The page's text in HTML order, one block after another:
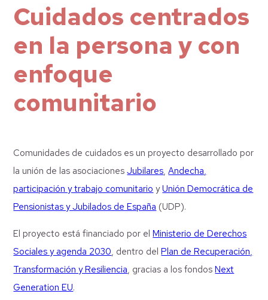
Cuidados centrados
en la persona y con
enfoque
comunitario
Comunidades de cuidados es un proyecto desarrollado por
la unión de las asociacionesJubilares,Andecha,
participación y trabajo comunitario yUnión Democrática de
Pensionistas y Jubilados de España (UDP).
El proyecto está financiado por elMinisterio de Derechos
Sociales y agenda 2030, dentro delPlan de Recuperación,
Transformación y Resiliencia, gracias a los fondosNext
Generation EU.